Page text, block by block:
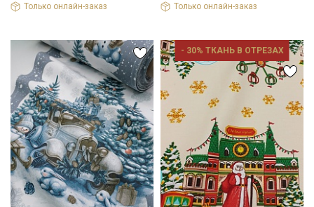
Только онлайн-заказ Только онлайн-заказ
- 30% ТКАНЬ В ОТРЕЗАХ